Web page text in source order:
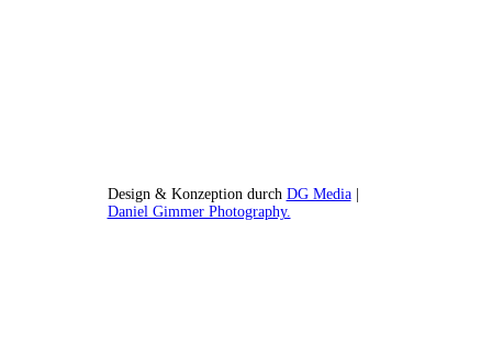
Design & Konzeption durch DG Media|
Daniel Gimmer Photography.